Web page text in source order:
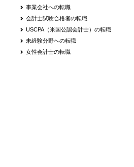
事業会社への転職
会計士試験合格者の転職
USCPA（米国公認会計士）の転職
未経験分野への転職
女性会計士の転職